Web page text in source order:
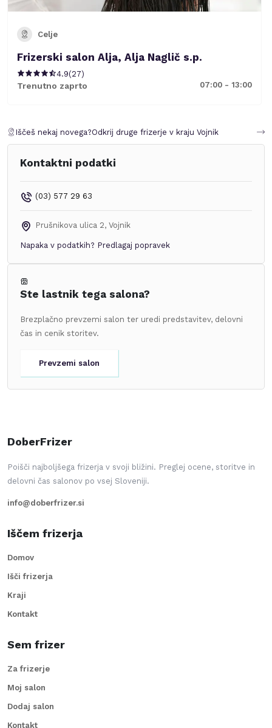
Celje
Frizerski salon Alja, Alja Naglič s.p.
4.9(27)
Trenutno zaprto 07:00 - 13:00
Iščeš nekaj novega?Odkrij druge frizerje v kraju Vojnik
Kontaktni podatki
(03) 577 29 63
Prušnikova ulica 2, Vojnik
Napaka v podatkih? Predlagaj popravek
Ste lastnik tega salona?
Brezplačno prevzemi salon ter uredi predstavitev, delovni
čas in cenik storitev.
Prevzemi salon
DoberFrizer
Poišči najboljšega frizerja v svoji bližini. Preglej ocene, storitve in
delovni čas salonov po vsej Sloveniji.
info@doberfrizer.si
Iščem frizerja
Domov
Išči frizerja
Kraji
Kontakt
Sem frizer
Za frizerje
Moj salon
Dodaj salon
Kontakt